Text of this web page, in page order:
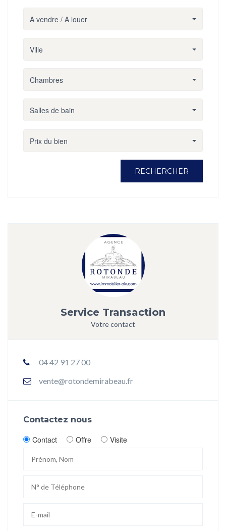
A vendre / A louer
Ville
Chambres
Salles de bain
Prix du bien
RECHERCHER
Service Transaction
Votre contact
04 42 91 27 00
vente@rotondemirabeau.fr
Contactez nous
Contact Offre Visite